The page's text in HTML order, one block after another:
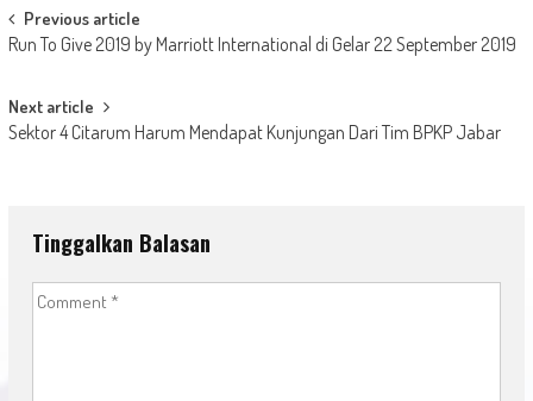
Post
navigation
Previous article
Run To Give 2019 by Marriott International di Gelar 22 September 2019
Next article
Sektor 4 Citarum Harum Mendapat Kunjungan Dari Tim BPKP Jabar
Tinggalkan Balasan